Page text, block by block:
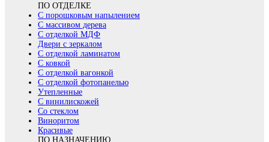
ПО ОТДЕЛКЕ
С порошковым напылением
С массивом дерева
С отделкой МДФ
Двери с зеркалом
С отделкой ламинатом
С ковкой
С отделкой вагонкой
С отделкой фотопанелью
Утепленные
С винилискожей
Со стеклом
Виноритом
Красивые
ПО НАЗНАЧЕНИЮ